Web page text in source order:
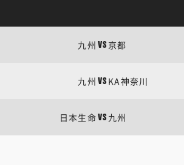
九州 VS 京都
九州 VS KA神奈川
日本生命VS 九州